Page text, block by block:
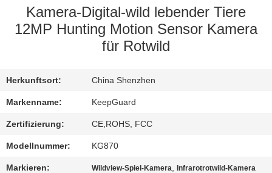
WERKSBESICHTIGUNG
KONTAKT
MIT
UNS
Kamera-Digital-wild lebender Tiere
12MP Hunting Motion Sensor Kamera
für Rotwild
Herkunftsort: China Shenzhen
Markenname: KeepGuard
Zertifizierung: CE,ROHS, FCC
Modellnummer: KG870
Markieren: Wildview-Spiel-Kamera, Infrarotrotwild-Kamera